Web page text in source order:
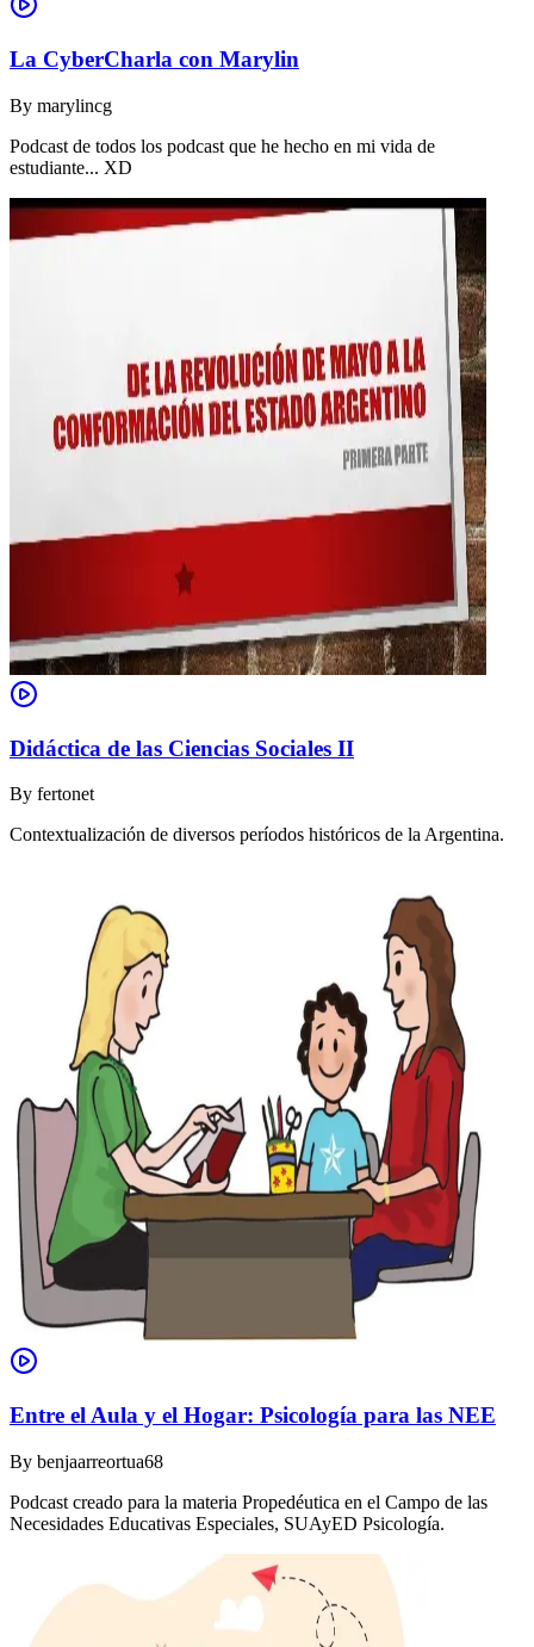
La CyberCharla con Marylin
By marylincg
Podcast de todos los podcast que he hecho en mi vida de
estudiante... XD
Didáctica de las Ciencias Sociales II
By fertonet
Contextualización de diversos períodos históricos de la Argentina.
Entre el Aula y el Hogar: Psicología para las NEE
By benjaarreortua68
Podcast creado para la materia Propedéutica en el Campo de las
Necesidades Educativas Especiales, SUAyED Psicología.